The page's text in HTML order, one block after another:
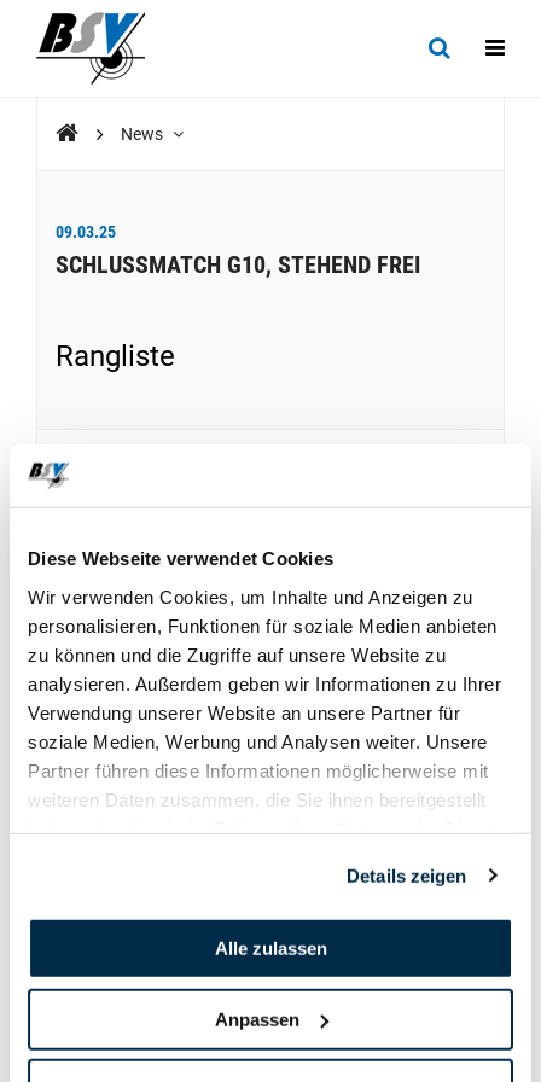
Diese Webseite verwendet Cookies
Wir verwenden Cookies, um Inhalte und Anzeigen zu
personalisieren, Funktionen für soziale Medien anbieten
zu können und die Zugriffe auf unsere Website zu
analysieren. Außerdem geben wir Informationen zu Ihrer
Verwendung unserer Website an unsere Partner für
soziale Medien, Werbung und Analysen weiter. Unsere
Partner führen diese Informationen möglicherweise mit
weiteren Daten zusammen, die Sie ihnen bereitgestellt
Details zeigen
Alle zulassen
Anpassen
News
09.03.25
SCHLUSSMATCH G10, STEHEND FREI
Rangliste
RANGLISTE
Schlussmatch G10 Stehend Frei, 2025